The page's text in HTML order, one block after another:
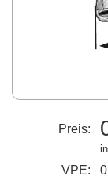
Preis:
VPE: